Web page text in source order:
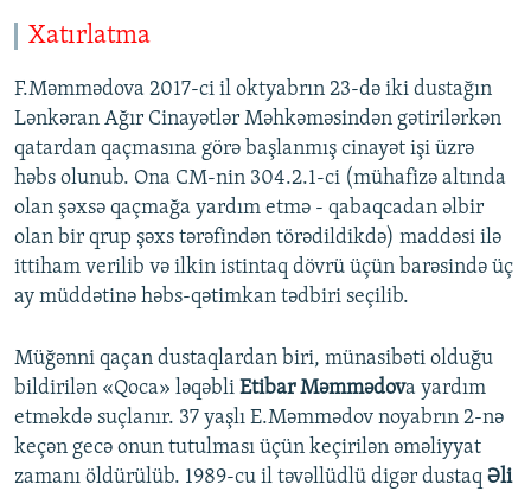
Xatırlatma
F.Məmmədova 2017-ci il oktyabrın 23-də iki dustağın
Lənkəran Ağır Cinayətlər Məhkəməsindən gətirilərkən
qatardan qaçmasına görə başlanmış cinayət işi üzrə
həbs olunub. Ona CM-nin 304.2.1-ci (mühafizə altında
olan şəxsə qaçmağa yardım etmə - qabaqcadan əlbir
olan bir qrup şəxs tərəfindən törədildikdə) maddəsi ilə
ittiham verilib və ilkin istintaq dövrü üçün barəsində üç
ay müddətinə həbs-qətimkan tədbiri seçilib.
Müğənni qaçan dustaqlardan biri, münasibəti olduğu
bildirilən «Qoca» ləqəbli Etibar Məmmədova yardım
etməkdə suçlanır. 37 yaşlı E.Məmmədov noyabrın 2-nə
keçən gecə onun tutulması üçün keçirilən əməliyyat
zamanı öldürülüb. 1989-cu il təvəllüdlü digər dustaq Əli